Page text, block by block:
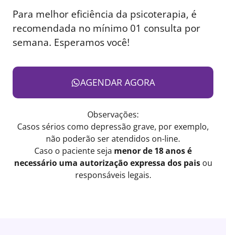
Para melhor eficiência da psicoterapia, é
recomendada no mínimo 01 consulta por
semana. Esperamos você!
AGENDAR AGORA
Observações:
Casos sérios como depressão grave, por exemplo,
não poderão ser atendidos on-line.
Caso o paciente seja menor de 18 anos é
necessário uma autorização expressa dos paisou
responsáveis legais.